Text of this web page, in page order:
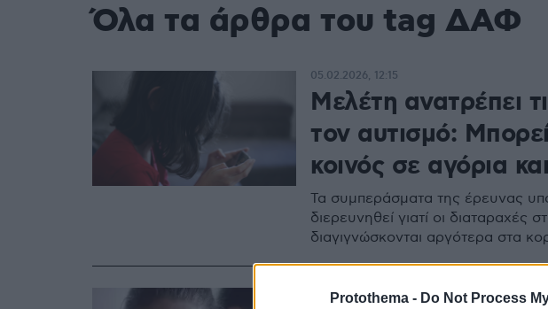
Protothema - Do Not Process
Όλα τα άρθρα του tag ΔΑΦ
Μελέτη ανατρέπει
τον αυτισμό:
κοινός σε αγόρια
Τα συμπεράσματα της έρευνας
διερευνηθεί γιατί οι διαταραχές
διαγιγνώσκονται αργότερα στα
05.02.2026, 12:15
09.11.2024, 21:10